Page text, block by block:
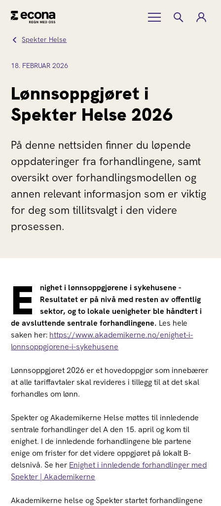
Spekter Helse
18. FEBRUAR 2026
Lønnsoppgjøret i
Spekter Helse 2026
På denne nettsiden finner du løpende
oppdateringer fra forhandlingene, samt
oversikt over forhandlingsmodellen og
annen relevant informasjon som er viktig
for deg som tillitsvalgt i den videre
prosessen.
E
nighet i lønnsoppgjørene i sykehusene -
Resultatet er på nivå med resten av offentlig
sektor, og to lokale uenigheter ble håndtert i
de avsluttende sentrale forhandlingene. Les hele
saken her: https://www.akademikerne.no/enighet-i-
lonnsoppgjorene-i-sykehusene
Lønnsoppgjøret 2026 er et hovedoppgjør som innebærer
at alle tariffavtaler skal revideres i tillegg til at det skal
forhandles om lønn.
Spekter og Akademikerne Helse møttes til innledende
sentrale forhandlinger del A den 15. april og kom til
enighet. I de innledende forhandlingene ble partene
enige om frister for det videre oppgjøret på lokalt B-
delsnivå. Se her Enighet i innledende forhandlinger med
Spekter | Akademikerne
Akademikerne helse og Spekter startet forhandlingene